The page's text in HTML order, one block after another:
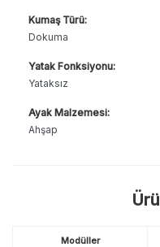
Kumaş Türü:
Dokuma
Yatak Fonksiyonu:
Yataksız
Ayak Malzemesi:
Ahşap
Modüller